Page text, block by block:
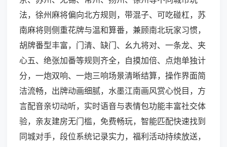
法，徐州麻将偏向北方规则，带混子、可吃碰杠，苏
南麻将则侧重花牌与温和算番，兼顾南北玩家习惯，
胡牌番型丰富，门清、缺门、幺九将对、一条龙、夹
心五、绝张加番等规则齐全，自摸加倍、点炮单独计
分，一炮双响、一炮三响场景清晰结算，操作界面简
洁流畅，出牌动画细腻，水墨江南画风赏心悦目，方
言配音亲切动听，实时语音与表情包功能丰富社交体
验，亲友建房无门槛，免费畅玩，智能匹配快速找到
同城对手，段位系统记录实力，福利活动持续放送，